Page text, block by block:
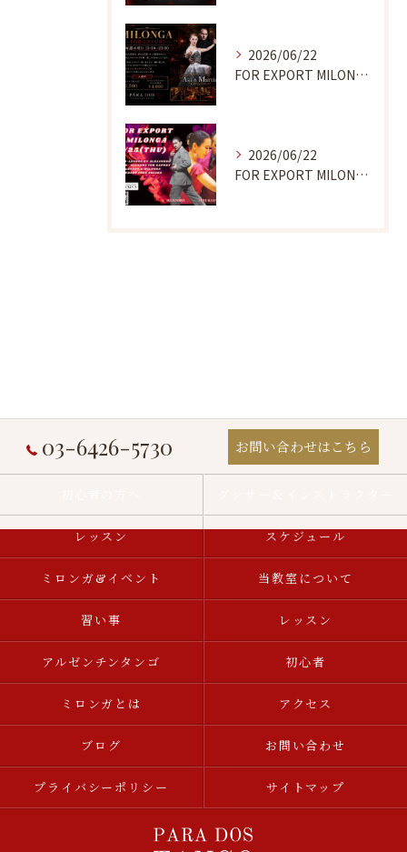
2026/06/22
FOR EXPORT MILONGA 7/9
2026/06/22
FOR EXPORT MILONGA 6/25
03-6426-5730 お問い合わせはこちら
レッスン スケジュール
ミロンガ&イベント 当教室について
習い事 レッスン
アルゼンチンタンゴ 初心者
ミロンガとは アクセス
ブログ お問い合わせ
プライバシーポリシー サイトマップ